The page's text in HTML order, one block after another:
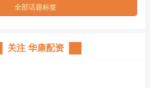
全部话题标签
关注 华康配资